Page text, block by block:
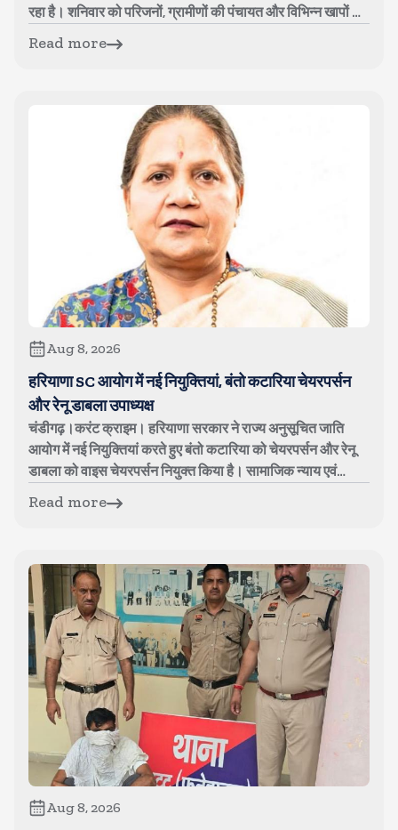
रहा है। शनिवार को परिजनों, ग्रामीणों की पंचायत और विभिन्न खापों के
पदाधिकारियो...
Read more
Aug 8, 2026
हरियाणा SC आयोग में नई नियुक्तियां, बंतो कटारिया चेयरपर्सन
और रेनू डाबला उपाध्यक्ष
चंडीगढ़।करंट क्राइम। हरियाणा सरकार ने राज्य अनुसूचित जाति
आयोग में नई नियुक्तियां करते हुए बंतो कटारिया को चेयरपर्सन और रेनू
डाबला को वाइस चेयरपर्सन नियुक्त किया है। सामाजिक न्याय एवं
अधिकारिता विभाग ...
Read more
Aug 8, 2026